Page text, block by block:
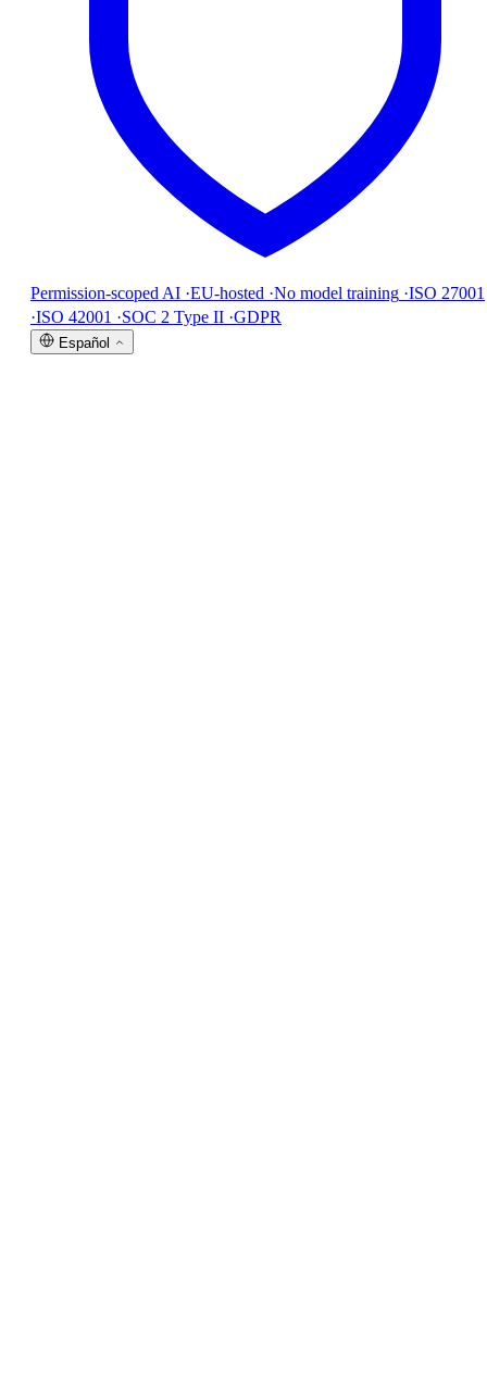
Permission-scoped AI ·EU-hosted ·No model training ·ISO 27001
·ISO 42001 ·SOC 2 Type II ·GDPR
Español